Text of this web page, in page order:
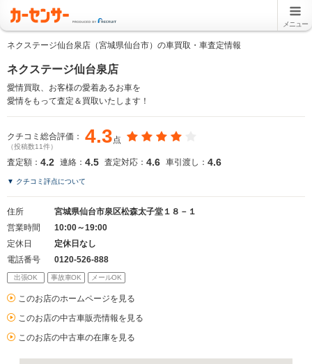
メニュー
ネクステージ仙台泉店（宮城県仙台市）の車買取・車査定情報
ネクステージ仙台泉店
愛情買取、お客様の愛着あるお車を
愛情をもって査定＆買取いたします！
クチコミ総合評価： 4.3点
（投稿数11件）
査定額： 4.2 連絡： 4.5 査定対応： 4.6 車引渡し： 4.6
▼ クチコミ評点について
住所
宮城県仙台市泉区松森太子堂１８－１
営業時間
10:00～19:00
定休日
定休日なし
電話番号
0120-526-888
出張OK 事故車OK メールOK
このお店のホームページを見る
このお店の中古車販売情報を見る
このお店の中古車の在庫を見る